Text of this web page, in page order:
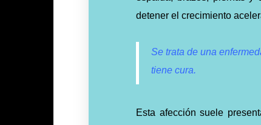
detener el crecimiento
Se trata de una
tiene cura.
Esta afección suele